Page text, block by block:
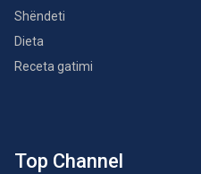
Shëndeti
Dieta
Receta gatimi
Top Channel